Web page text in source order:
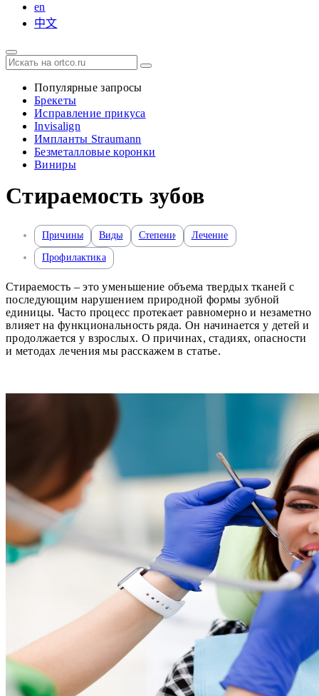
en
中文
Популярные запросы
Брекеты
Исправление прикуса
Invisalign
Импланты Straumann
Безметалловые коронки
Виниры
Стираемость зубов
Причины Виды Степени Лечение
Профилактика
Стираемость – это уменьшение объема твердых тканей с
последующим нарушением природной формы зубной
единицы. Часто процесс протекает равномерно и незаметно
влияет на функциональность ряда. Он начинается у детей и
продолжается у взрослых. О причинах, стадиях, опасности
и методах лечения мы расскажем в статье.